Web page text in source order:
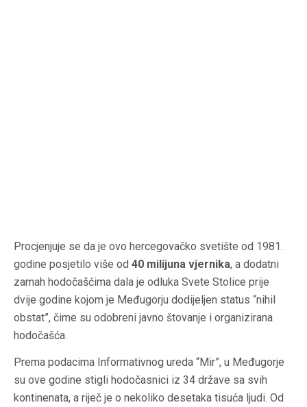
Procjenjuje se da je ovo hercegovačko svetište od 1981.
godine posjetilo više od 40 milijuna vjernika, a dodatni
zamah hodočašćima dala je odluka Svete Stolice prije
dvije godine kojom je Međugorju dodijeljen status “nihil
obstat”, čime su odobreni javno štovanje i organizirana
hodočašća.
Prema podacima Informativnog ureda “Mir”, u Međugorje
su ove godine stigli hodočasnici iz 34 države sa svih
kontinenata, a riječ je o nekoliko desetaka tisuća ljudi. Od